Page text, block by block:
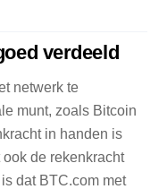
verdeeld
netwerk te
munt, zoals Bitcoin
in handen is
ook de rekenkracht
dat BTC.com met